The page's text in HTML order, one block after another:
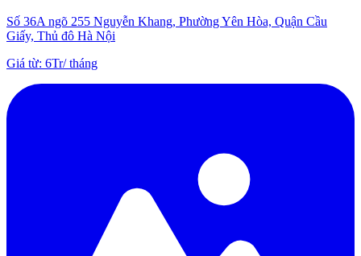
Số 36A ngõ 255 Nguyễn Khang, Phường Yên Hòa, Quận Cầu
Giấy, Thủ đô Hà Nội
Giá từ: 6Tr/tháng